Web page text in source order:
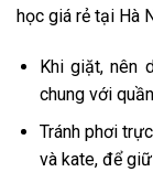
học giá rẻ tại Hà
Khi giặt, nên
chung với
Tránh phơi
và kate, để